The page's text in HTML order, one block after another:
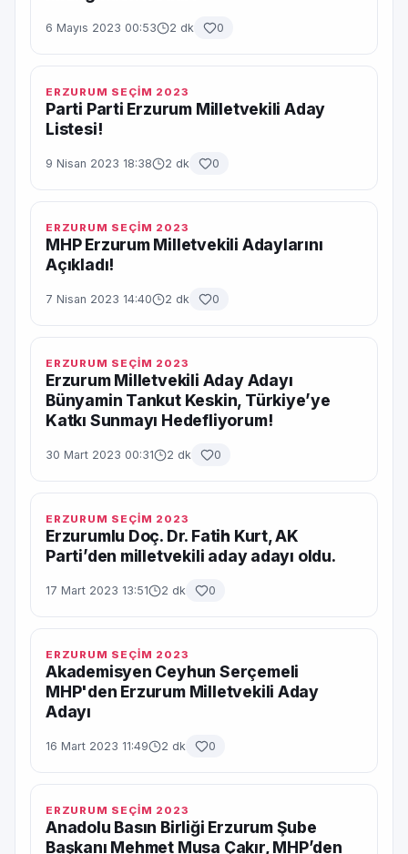
6 Mayıs 2023 00:53 2 dk 0
ERZURUM SEÇİM 2023
Parti Parti Erzurum Milletvekili Aday
Listesi!
9 Nisan 2023 18:38 2 dk 0
ERZURUM SEÇİM 2023
MHP Erzurum Milletvekili Adaylarını
Açıkladı!
7 Nisan 2023 14:40 2 dk 0
ERZURUM SEÇİM 2023
Erzurum Milletvekili Aday Adayı
Bünyamin Tankut Keskin, Türkiye’ye
Katkı Sunmayı Hedefliyorum!
30 Mart 2023 00:31 2 dk 0
ERZURUM SEÇİM 2023
Erzurumlu Doç. Dr. Fatih Kurt, AK
Parti’den milletvekili aday adayı oldu.
17 Mart 2023 13:51 2 dk 0
ERZURUM SEÇİM 2023
Akademisyen Ceyhun Serçemeli
MHP'den Erzurum Milletvekili Aday
Adayı
16 Mart 2023 11:49 2 dk 0
ERZURUM SEÇİM 2023
Anadolu Basın Birliği Erzurum Şube
Başkanı Mehmet Musa Çakır, MHP’den